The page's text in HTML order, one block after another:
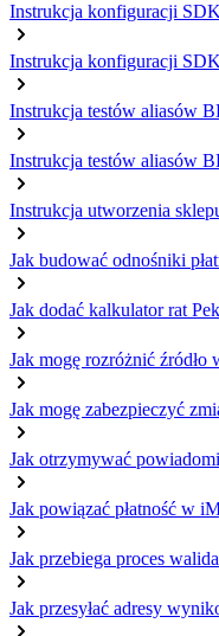
Instrukcja konfiguracji
Instrukcja konfiguracji
Instrukcja testów aliasów
Instrukcja testów aliasów
Instrukcja utworzenia
Jak budować odnośniki
Jak dodać kalkulator rat
Jak mogę rozróżnić źródło
Jak mogę zabezpieczyć
Jak otrzymywać
Jak powiązać płatność w
Jak przebiega proces
Jak przesyłać adresy